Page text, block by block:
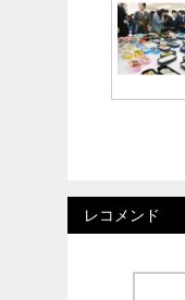
レコメンド